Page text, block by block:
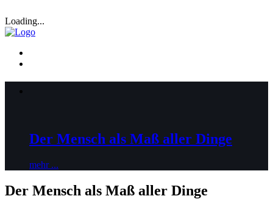
Loading...
Der Mensch als Maß aller Dinge
mehr ...
Der Mensch als Maß aller Dinge